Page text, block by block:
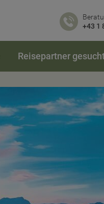
+43 1
Reisepartner